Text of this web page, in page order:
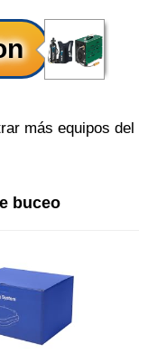
más equipos del
buceo